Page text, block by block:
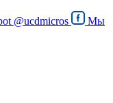
@ucdmicros
Мы